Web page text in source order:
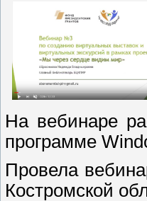
На вебинаре
программе
Провела
Костромской